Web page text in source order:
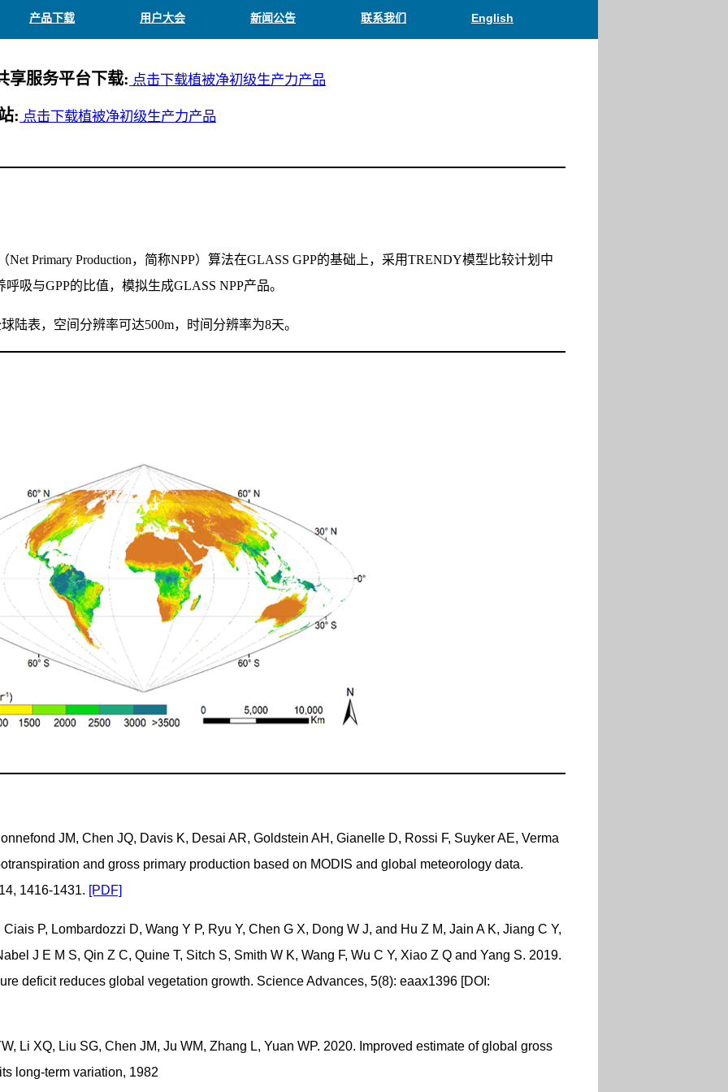
产品下载 用户大会 新闻公告 联系我们 English
享服务平台下载: 点击下载植被净初级生产力产品
: 点击下载植被净初级生产力产品
Primary Production，简称NPP）算法在GLASS GPP的基础上，采用TRENDY模型比较计划中
吸与GPP的比值，模拟生成GLASS NPP产品。
陆表，空间分辨率可达500m，时间分辨率为8天。
JM, Chen JQ, Davis K, Desai AR, Goldstein AH, Gianelle D, Rossi F, Suyker AE, Verma
and gross primary production based on MODIS and global meteorology data.
1416-1431. [PDF]
P, Lombardozzi D, Wang Y P, Ryu Y, Chen G X, Dong W J, and Hu Z M, Jain A K, Jiang C Y,
J E M S, Qin Z C, Quine T, Sitch S, Smith W K, Wang F, Wu C Y, Xiao Z Q and Yang S. 2019.
deficit reduces global vegetation growth. Science Advances, 5(8): eaax1396 [DOI:
Li XQ, Liu SG, Chen JM, Ju WM, Zhang L, Yuan WP. 2020. Improved estimate of global gross
long-term variation, 1982